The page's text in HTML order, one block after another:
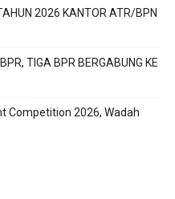
2026 KANTOR ATR/BPN
TIGA BPR BERGABUNG KE
Competition 2026, Wadah